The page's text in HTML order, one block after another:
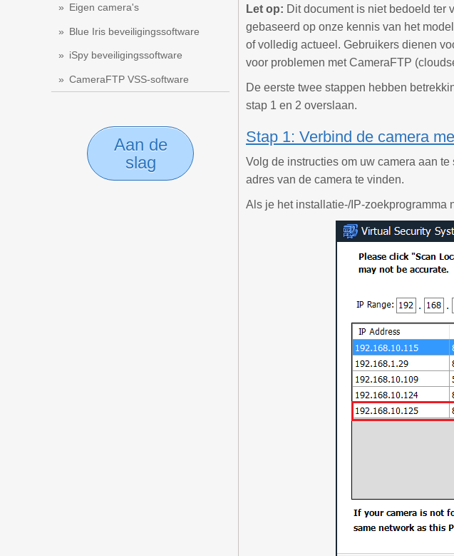
Eigen camera's
Blue Iris beveiligingssoftware
iSpy beveiligingssoftware
CameraFTP VSS-software
Aan de
slag
Let op: Dit document is niet bedoeld ter
gebaseerd op onze kennis van het model
of volledig actueel. Gebruikers dienen
voor problemen met CameraFTP
De eerste twee stappen hebben
stap 1 en 2 overslaan.
Stap 1: Verbind de camera
Volg de instructies om uw camera aan
adres van de camera te vinden.
Als je het installatie-/IP-zoekprogramma